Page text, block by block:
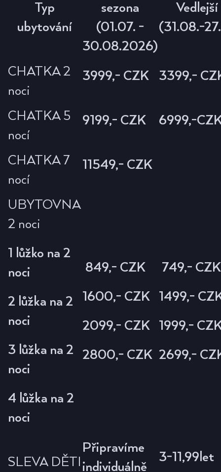
Typ
ubytování
sezona
(01.07. -
30.08.2026)
(31.08.-
CHATKA 2
noci
3999,- CZK 3399,-
CHATKA 5
nocí
9199,- CZK 6999,-
CHATKA 7
nocí
11549,- CZK
UBYTOVNA
2 noci
1 lůžko na 2
noci
2 lůžka na 2
noci
3 lůžka na 2
noci
4 lůžka na 2
noci
849,- CZK
1600,- CZK
2099,- CZK
2800,- CZK
749,- CZK
1499,-
1999,-
2699,-
SLEVA DĚTI
Připravíme
individuálně
3-11,99let